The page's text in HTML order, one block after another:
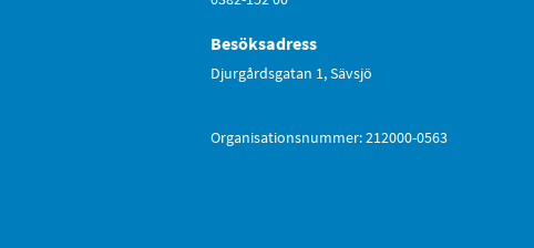
Besöksadress
Djurgårdsgatan 1, Sävsjö
Organisationsnummer: 212000-0563